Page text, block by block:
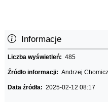
Informacje
Liczba wyświetleń: 485
Źródło informacji: Andrzej Chomicz
Data źródła: 2025-02-12 08:17